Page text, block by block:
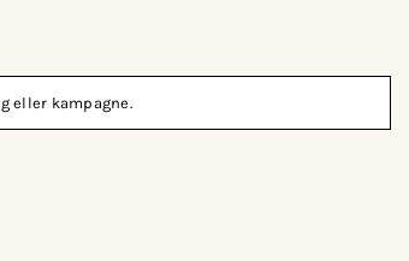
eller kampagne.